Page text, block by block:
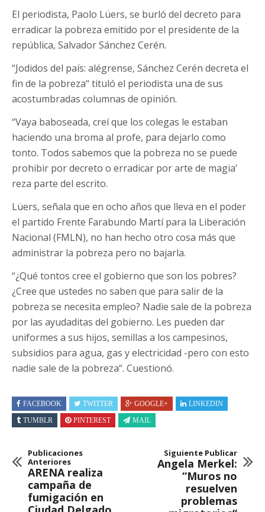
El periodista, Paolo Lüers, se burló del decreto para
erradicar la pobreza emitido por el presidente de la
república, Salvador Sánchez Cerén.
“Jodidos del país: alégrense, Sánchez Cerén decreta el
fin de la pobreza“ tituló el periodista una de sus
acostumbradas columnas de opinión.
“Vaya baboseada, creí que los colegas le estaban
haciendo una broma al profe, para dejarlo como
tonto. Todos sabemos que la pobreza no se puede
prohibir por decreto o erradicar por arte de magia’
reza parte del escrito.
Lüers, señala que en ocho años que lleva en el poder
el partido Frente Farabundo Martí para la Liberación
Nacional (FMLN), no han hecho otro cosa más que
administrar la pobreza pero no bajarla.
“¿Qué tontos cree el gobierno que son los pobres?
¿Cree que ustedes no saben que para salir de la
pobreza se necesita empleo? Nadie sale de la pobreza
por las ayudaditas del gobierno. Les pueden dar
uniformes a sus hijos, semillas a los campesinos,
subsidios para agua, gas y electricidad -pero con esto
nadie sale de la pobreza“. Cuestionó.
FACEBOOK TWITTER GOOGLE+
LINKEDIN
TUMBLR
PINTEREST MAIL
Publicaciones
Anteriores
ARENA realiza
campaña de
fumigación en
Siguiente Publicar
Angela Merkel:
“Muros no
resuelven
problemas